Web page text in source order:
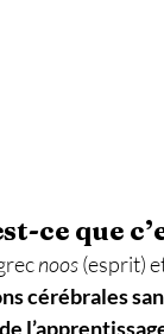
ce que
noos (esprit)
cérébrales